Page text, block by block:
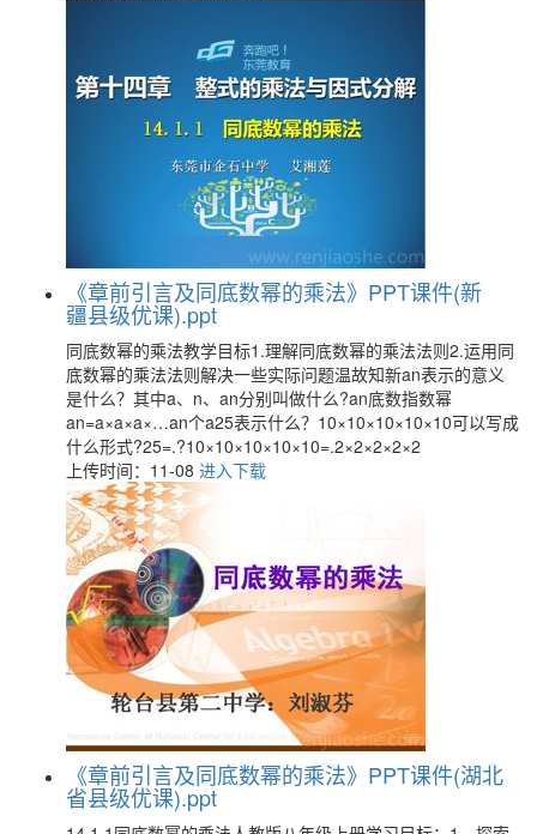
《章前引言及同底数幂的乘法》PPT课件(新
疆县级优课).ppt
同底数幂的乘法教学目标1.理解同底数幂的乘法法则2.运用同
底数幂的乘法法则解决一些实际问题温故知新an表示的意义
是什么？其中a、n、an分别叫做什么?an底数指数幂
an=a×a×a×…an个a25表示什么？10×10×10×10×10可以写成
什么形式?25=.?10×10×10×10×10=.2×2×2×2×2
上传时间：11-08 进入下载
《章前引言及同底数幂的乘法》PPT课件(湖北
省县级优课).ppt